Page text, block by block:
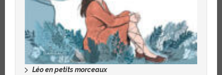
Léo en petits morceaux